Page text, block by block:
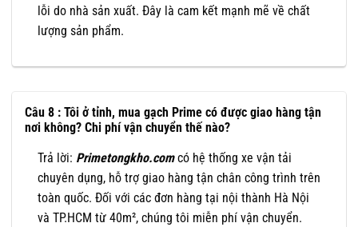
lỗi do nhà sản xuất. Đây là cam kết mạnh mẽ về chất
lượng sản phẩm.
Câu 8 : Tôi ở tỉnh, mua gạch Prime có được giao hàng tận
nơi không? Chi phí vận chuyển thế nào?
Trả lời: Primetongkho.comcó hệ thống xe vận tải
chuyên dụng, hỗ trợ giao hàng tận chân công trình trên
toàn quốc. Đối với các đơn hàng tại nội thành Hà Nội
và TP.HCM từ 40m², chúng tôi miễn phí vận chuyển.